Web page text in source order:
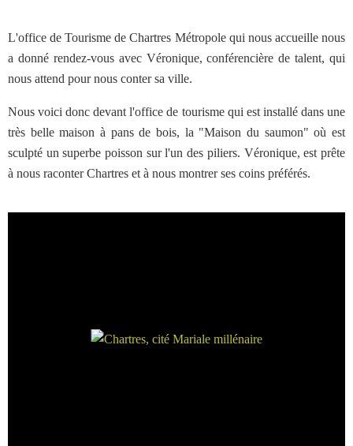
L'office de Tourisme de Chartres Métropole qui nous accueille nous
a donné rendez-vous avec Véronique, conférencière de talent, qui
nous attend pour nous conter sa ville.
Nous voici donc devant l'office de tourisme qui est installé dans une
très belle maison à pans de bois, la "Maison du saumon" où est
sculpté un superbe poisson sur l'un des piliers. Véronique, est prête
à nous raconter Chartres et à nous montrer ses coins préférés.